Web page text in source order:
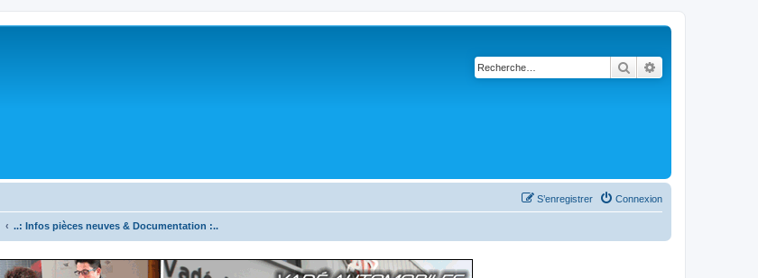
Rechercher
Connexion
S’enregistrer
..: Infos pièces neuves & Documentation :..